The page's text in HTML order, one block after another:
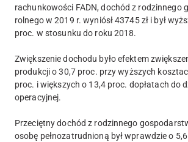
rachunkowości FADN, dochód z rodzinnego
rolnego w 2019 r. wyniósł 43745 zł i był
proc. w stosunku do roku 2018.
Zwiększenie dochodu było efektem
produkcji o 30,7 proc. przy wyższych
proc. i większych o 13,4 proc. dopłatach do
operacyjnej.
Przeciętny dochód z rodzinnego
osobę pełnozatrudnioną był wprawdzie o